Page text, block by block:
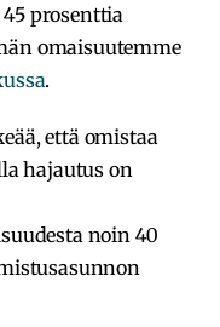
prosenttia
omaisuutemme
.
että omistaa
hajautus on
noin 40